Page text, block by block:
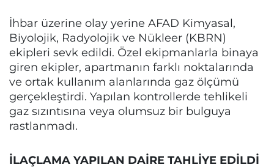
İhbar üzerine olay yerine AFAD Kimyasal,
Biyolojik, Radyolojik ve Nükleer (KBRN)
ekipleri sevk edildi. Özel ekipmanlarla binaya
giren ekipler, apartmanın farklı noktalarında
ve ortak kullanım alanlarında gaz ölçümü
gerçekleştirdi. Yapılan kontrollerde tehlikeli
gaz sızıntısına veya olumsuz bir bulguya
rastlanmadı.
İLAÇLAMA YAPILAN DAİRE TAHLİYE EDİLDİ